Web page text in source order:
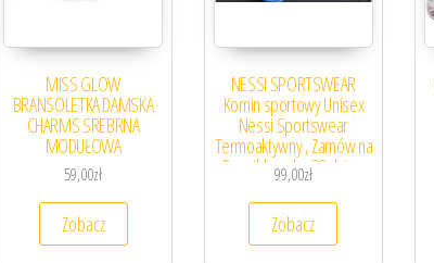
MISS GLOW
BRANSOLETKA DAMSKA
CHARMS SREBRNA
MODUŁOWA
59,00zł
Zobacz
NESSI SPORTSWEAR
Komin sportowy Unisex
Nessi Sportswear
Termoaktywny , Zamów na
Decathlon.pl – 30 dni na
zwrot , Niebieski
99,00zł
Zobacz